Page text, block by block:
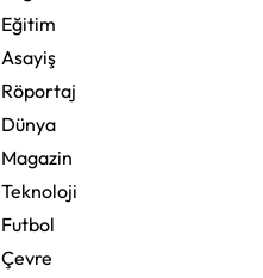
Eğitim
Asayiş
Röportaj
Dünya
Magazin
Teknoloji
Futbol
Çevre